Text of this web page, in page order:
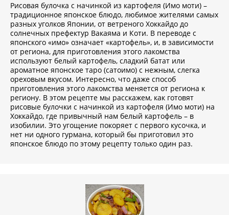
Рисовая булочка с начинкой из картофеля (Имо моти) –
традиционное японское блюдо, любимое жителями самых
разных уголков Японии, от ветреного Хоккайдо до
солнечных префектур Вакаяма и Коти. В переводе с
японского «имо» означает «картофель», и, в зависимости
от региона, для приготовления этого лакомства
используют белый картофель, сладкий батат или
ароматное японское таро (сатоимо) с нежным, слегка
ореховым вкусом. Интересно, что даже способ
приготовления этого лакомства меняется от региона к
региону. В этом рецепте мы расскажем, как готовят
рисовые булочки с начинкой из картофеля (Имо моти) на
Хоккайдо, где привычный нам белый картофель – в
изобилии. Это угощение покоряет с первого кусочка, и
нет ни одного гурмана, который бы приготовил это
японское блюдо по этому рецепту только один раз.